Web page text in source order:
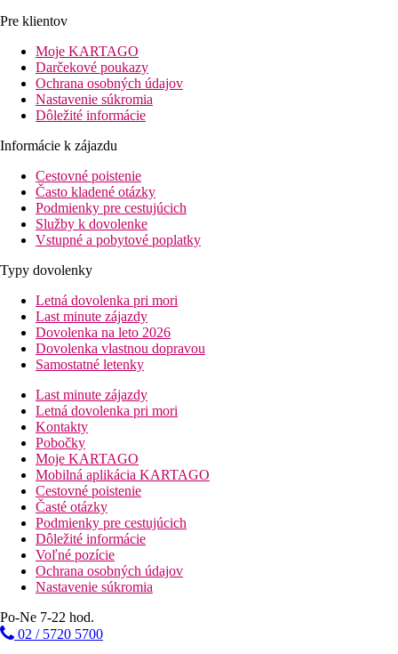
Pre klientov
Moje KARTAGO
Darčekové poukazy
Ochrana osobných údajov
Nastavenie súkromia
Dôležité informácie
Informácie k zájazdu
Cestovné poistenie
Často kladené otázky
Podmienky pre cestujúcich
Služby k dovolenke
Vstupné a pobytové poplatky
Typy dovolenky
Letná dovolenka pri mori
Last minute zájazdy
Dovolenka na leto 2026
Dovolenka vlastnou dopravou
Samostatné letenky
Last minute zájazdy
Letná dovolenka pri mori
Kontakty
Pobočky
Moje KARTAGO
Mobilná aplikácia KARTAGO
Cestovné poistenie
Časté otázky
Podmienky pre cestujúcich
Dôležité informácie
Voľné pozície
Ochrana osobných údajov
Nastavenie súkromia
Po-Ne 7-22 hod.
02 / 5720 5700